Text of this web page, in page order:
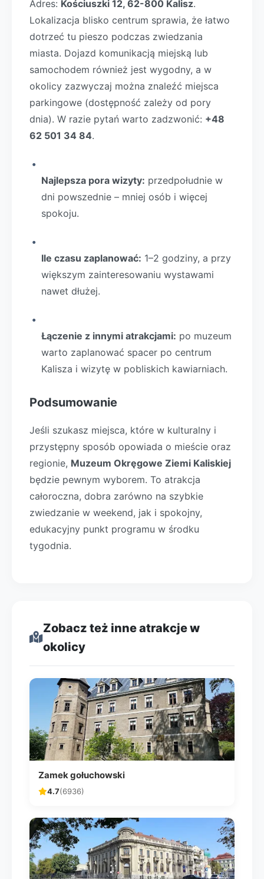
Adres: Kościuszki 12, 62-800 Kalisz.
Lokalizacja blisko centrum sprawia, że łatwo
dotrzeć tu pieszo podczas zwiedzania
miasta. Dojazd komunikacją miejską lub
samochodem również jest wygodny, a w
okolicy zazwyczaj można znaleźć miejsca
parkingowe (dostępność zależy od pory
dnia). W razie pytań warto zadzwonić: +48
62 501 34 84.
Najlepsza pora wizyty: przedpołudnie w
dni powszednie – mniej osób i więcej
spokoju.
Ile czasu zaplanować: 1–2 godziny, a przy
większym zainteresowaniu wystawami
nawet dłużej.
Łączenie z innymi atrakcjami: po muzeum
warto zaplanować spacer po centrum
Kalisza i wizytę w pobliskich kawiarniach.
Podsumowanie
Jeśli szukasz miejsca, które w kulturalny i
przystępny sposób opowiada o mieście oraz
regionie, Muzeum Okręgowe Ziemi Kaliskiej
będzie pewnym wyborem. To atrakcja
całoroczna, dobra zarówno na szybkie
zwiedzanie w weekend, jak i spokojny,
edukacyjny punkt programu w środku
tygodnia.
Zobacz też inne atrakcje w
okolicy
Zamek gołuchowski
4.7(6936)